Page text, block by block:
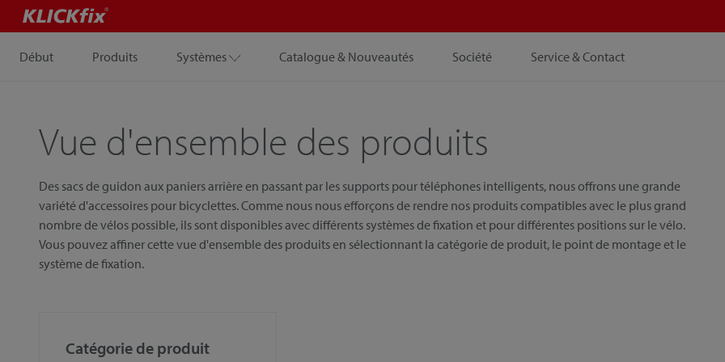
Début Produits Systèmes Catalogue & Nouveautés Société Service & Contact
Vue d'ensemble des produits
Des sacs de guidon aux paniers arrière en passant par les supports pour téléphones intelligents, nous offrons une grande
variété d'accessoires pour bicyclettes. Comme nous nous efforçons de rendre nos produits compatibles avec le plus grand
nombre de vélos possible, ils sont disponibles avec différents systèmes de fixation et pour différentes positions sur le vélo.
Vous pouvez affiner cette vue d'ensemble des produits en sélectionnant la catégorie de produit, le point de montage et le
système de fixation.
Catégorie de produit